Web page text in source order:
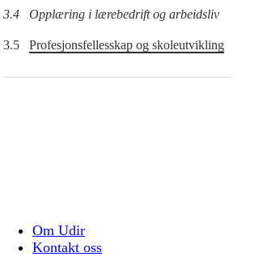
3.4 Opplæring i lærebedrift og arbeidsliv
3.5 Profesjonsfellesskap og skoleutvikling
Om Udir
Kontakt oss